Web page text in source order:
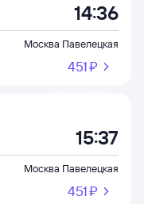
14:36
Москва Павелецкая
451 ⁠₽
15:37
Москва Павелецкая
451 ⁠₽